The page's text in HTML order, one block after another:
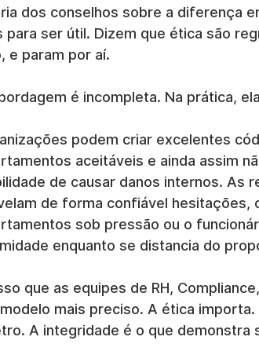
humanos
dos conselhos sobre a diferença
para ser útil. Dizem que ética são
e param por aí.
é incompleta. Na prática,
podem criar excelentes
aceitáveis e ainda assim
de causar danos internos. As
de forma confiável hesitações,
sob pressão ou o
enquanto se distancia do
que as equipes de RH,
mais preciso. A ética
A integridade é o que demonstra